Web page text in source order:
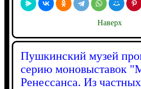
Наверх
Пушкинский музей
серию моновыставок
Ренессанса. Из